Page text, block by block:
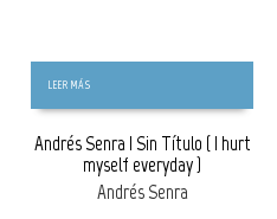
LEER MÁS
Andrés Senra | Sin Título ( I hurt
myself everyday )
Andrés Senra